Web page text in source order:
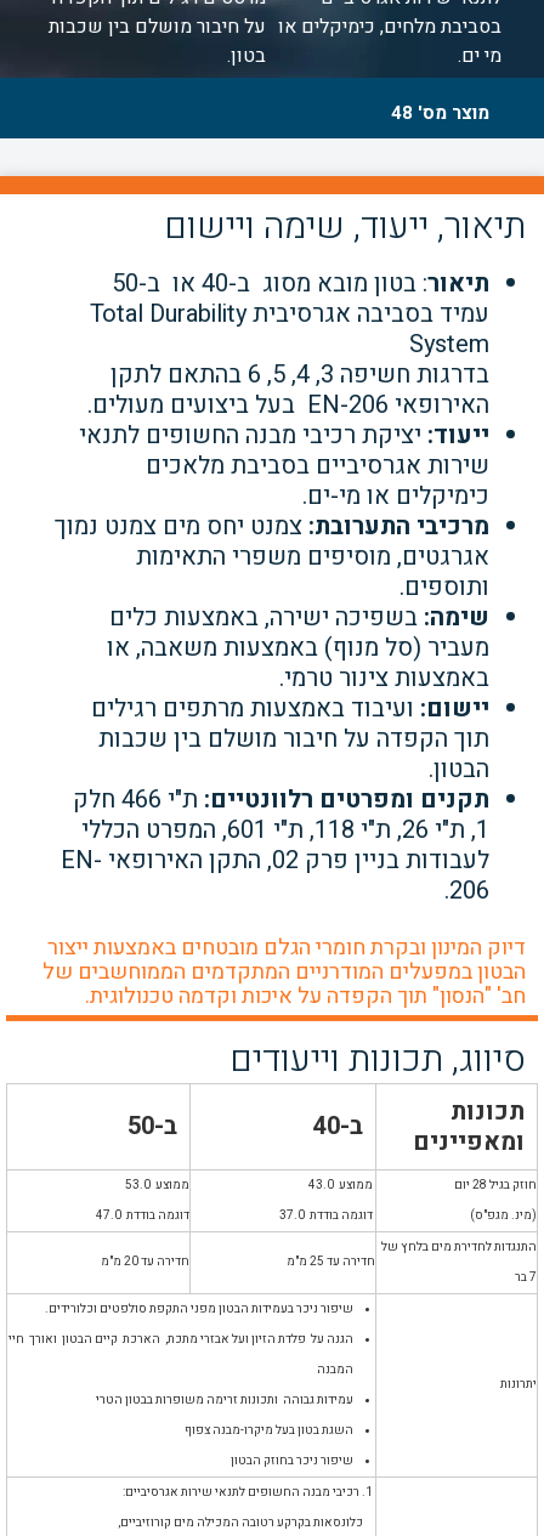
בסביבת מלחים, כימיקלים או
מי ים.
על חיבור מושלם בין שכבות
בטון.
מוצר מס' 48
תיאור, ייעוד, שימה ויישום
תיאור
עמיד בסביבה אגרסיבית Total Durability
System
בדרגות חשיפה 3, 4, 5, 6 בהתאם לתקן
האירופאי EN-206 בעל ביצועים מעולים.
ייעוד: יציקת רכיבי מבנה החשופים לתנאי
שירות אגרסיביים בסביבת מלאכים
כימיקלים או מי-ים.
מרכיבי התערובת: צמנט יחס מים צמנט נמוך
אגרגטים, מוסיפים משפרי התאימות
ותוספים.
שימה: בשפיכה ישירה, באמצעות כלים
מעביר (סל מנוף) באמצעות משאבה, או
באמצעות צינור טרמי.
יישום: ועיבוד באמצעות מרתפים רגילים
תוך הקפדה על חיבור מושלם בין שכבות
הבטון.
תקנים ומפרטים רלוונטיים:
ת"י 466 חלק
1, ת"י 26, ת"י 118, ת"י 601, המפרט הכללי
לעבודות בניין פרק 02, התקן האירופאי EN-
206.
דיוק המינון ובקרת חומרי הגלם מובטחים באמצעות ייצור
הבטון במפעלים המודרניים המתקדמים הממוחשבים של
חב' "הנסון" תוך הקפדה על איכות וקדמה טכנולוגית.
סיווג, תכונות וייעודים
תכונות
ומאפיינים
ב-40 ב-50
חוזק בגיל 28 יום
(מינ. מגפ"ס)
ממוצע 43.0
דוגמה בודדת 37.0
ממוצע 53.0
דוגמה בודדת 47.0
התנגדות לחדירת מים בלחץ של
7 בר
חדירה עד 25 מ"מ חדירה עד 20 מ"מ
יתרונות
שיפור ניכר בעמידות הבטון מפני התקפת סולפטים וכלורידים.
הגנה על פלדת הזיון ועל אבזרי מתכת, הארכת קיים הבטון ואורך חיי
המבנה
עמידות גבוהה ותכונות זרימה משופרות בבטון הטרי
השגת בטון בעל מיקרו-מבנה צפוף
שיפור ניכר בחוזק הבטון
כלונסאות בקרקע רטובה המכילה מים קורוזיביים,